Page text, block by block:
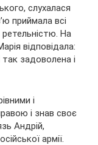
слухалася
приймала всі
На
відповідала:
задоволена і
і
і знав своє
Андрій,
армії.